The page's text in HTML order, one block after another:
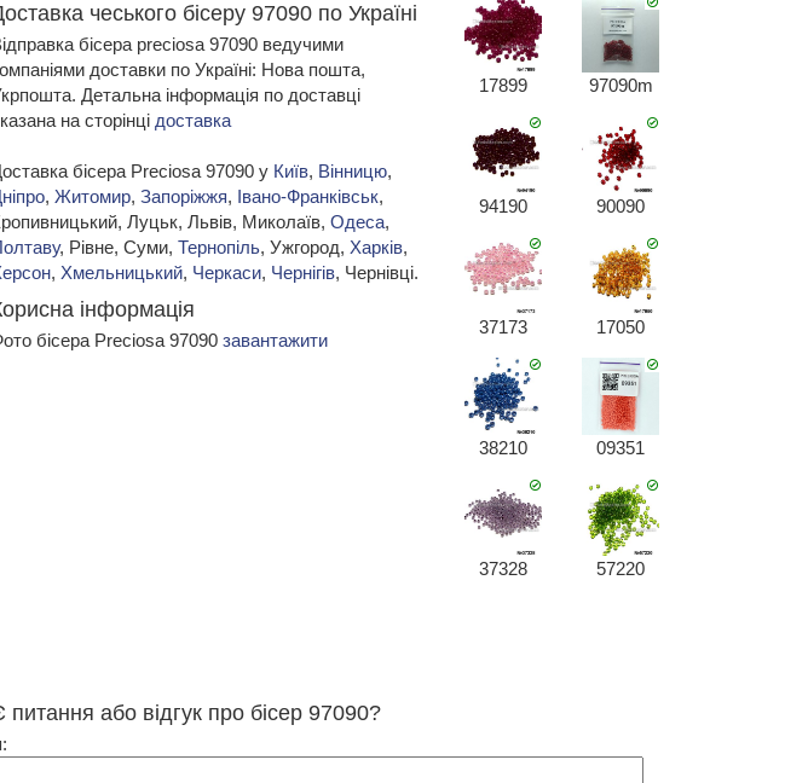
чеського бісеру 97090 по Україні
бісера preciosa 97090 ведучими
доставки по Україні: Нова пошта,
Детальна інформація по доставці
на сторінці доставка
бісера Preciosa 97090 у Київ, Вінницю,
, Житомир, Запоріжжя, Івано-Франківськ,
Луцьк, Львів, Миколаїв, Одеса,
, Рівне, Суми, Тернопіль, Ужгород, Харків,
, Хмельницький, Черкаси, Чернігів, Чернівці.
інформація
бісера Preciosa 97090 завантажити
17899 97090m
94190 90090
37173 17050
38210 09351
37328 57220
питання або відгук про бісер 97090?